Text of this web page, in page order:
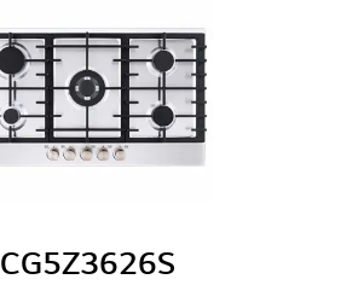
CG5Z3626S